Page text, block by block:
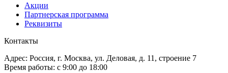
Акции
Партнерская программа
Реквизиты
Контакты
Адрес: Россия, г. Москва, ул. Деловая, д. 11, строение 7
Время работы: с 9:00 до 18:00